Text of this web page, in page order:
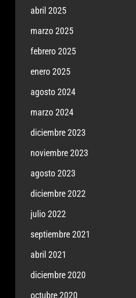
abril 2025
marzo 2025
febrero 2025
enero 2025
agosto 2024
marzo 2024
diciembre 2023
noviembre 2023
agosto 2023
diciembre 2022
julio 2022
septiembre 2021
abril 2021
diciembre 2020
octubre 2020